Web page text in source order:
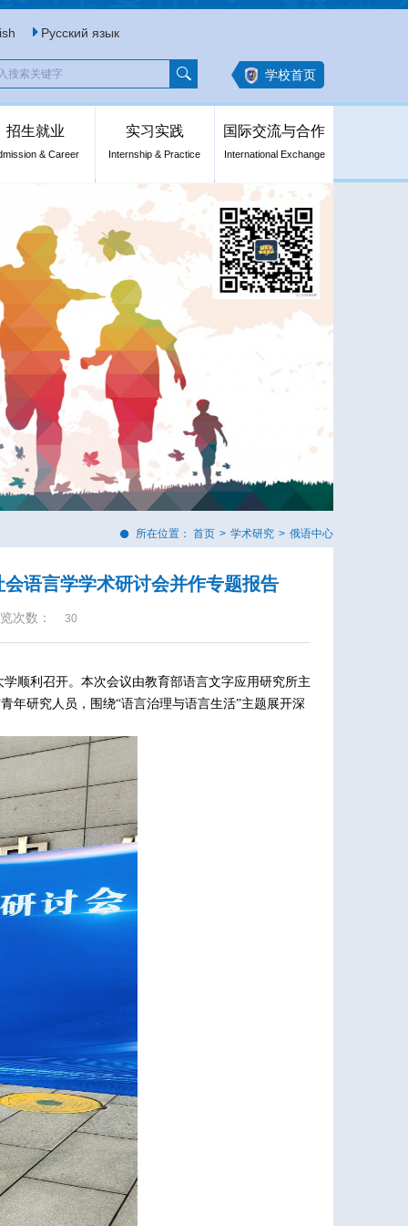
Русский язык
学校首页
招生就业
& Career
实习实践
Internship & Practice
国际交流与合作
International Exchange
所在位置： 首页 > 学术研究 > 俄语中心
语言学学术研讨会并作专题报告
次数： 30
顺利召开。本次会议由教育部语言文字应用研究所主
年研究人员，围绕“语言治理与语言生活”主题展开深